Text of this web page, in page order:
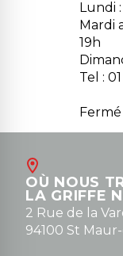
Lundi :
Mardi
19h
Tel :
Août
OÙ NOUS
LA GRIFFE
2 Rue de la
94100 St